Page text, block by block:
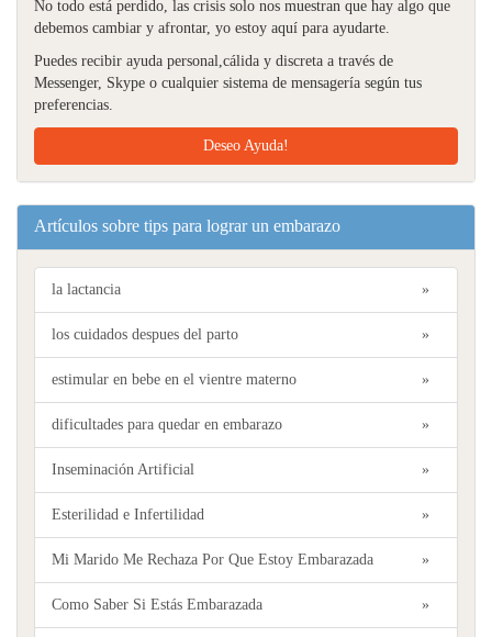
No todo está perdido, las crisis solo nos muestran que hay algo que
debemos cambiar y afrontar, yo estoy aquí para ayudarte.
Puedes recibir ayuda personal,cálida y discreta a través de
Messenger, Skype o cualquier sistema de mensagería según tus
preferencias.
Deseo Ayuda!
Artículos sobre tips para lograr un embarazo
»
la lactancia
»
los cuidados despues del parto
»
estimular en bebe en el vientre materno
»
dificultades para quedar en embarazo
»
Inseminación Artificial
»
Esterilidad e Infertilidad
»
Mi Marido Me Rechaza Por Que Estoy Embarazada
»
Como Saber Si Estás Embarazada